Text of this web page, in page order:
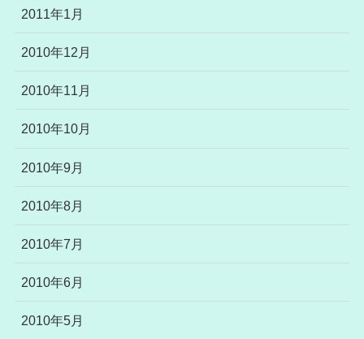
2011年1月
2010年12月
2010年11月
2010年10月
2010年9月
2010年8月
2010年7月
2010年6月
2010年5月